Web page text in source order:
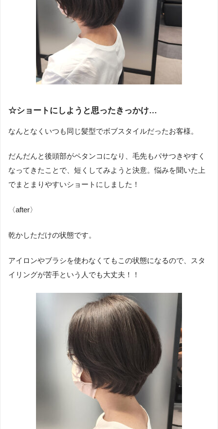
☆ショートにしようと思ったきっかけ…
なんとなくいつも同じ髪型でボブスタイルだったお客様。
だんだんと後頭部がペタンコになり、毛先もパサつきやすく
なってきたことで、短くしてみようと決意。悩みを聞いた上
でまとまりやすいショートにしました！
〈after〉
乾かしただけの状態です。
アイロンやブラシを使わなくてもこの状態になるので、スタ
イリングが苦手という人でも大丈夫！！